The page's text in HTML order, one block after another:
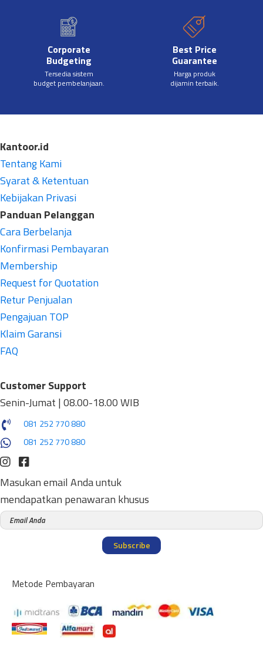
Corporate
Budgeting
Tersedia sistem
budget pembelanjaan.
Best Price
Guarantee
Harga produk
dijamin terbaik.
Kantoor.id
Tentang Kami
Syarat & Ketentuan
Kebijakan Privasi
Panduan Pelanggan
Cara Berbelanja
Konfirmasi Pembayaran
Membership
Request for Quotation
Retur Penjualan
Pengajuan TOP
Klaim Garansi
FAQ
Customer Support
Senin-Jumat | 08.00-18.00 WIB
081 252 770 880
081 252 770 880
Masukan email Anda untuk
mendapatkan penawaran khusus
Subscribe